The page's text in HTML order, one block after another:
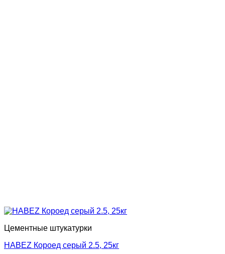
Цементные штукатурки
HABEZ Короед серый 2.5, 25кг